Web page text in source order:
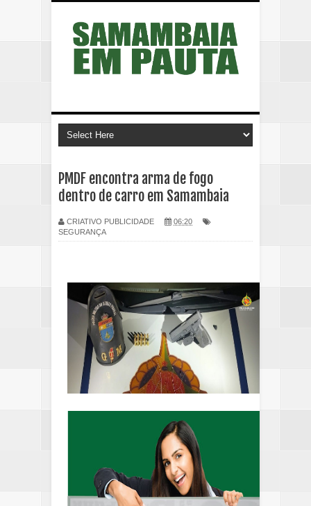
PMDF encontra arma de fogo
dentro de carro em Samambaia
CRIATIVO PUBLICIDADE
06:20
SEGURANÇA